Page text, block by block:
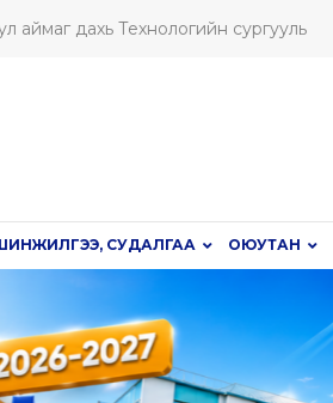
дахь Технологийн сургууль
СУДАЛГАА ОЮУТАН